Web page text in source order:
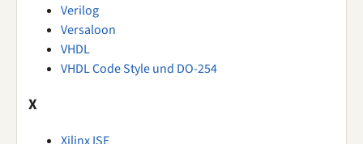
Verilog
Versaloon
VHDL
VHDL Code Style und DO-254
X